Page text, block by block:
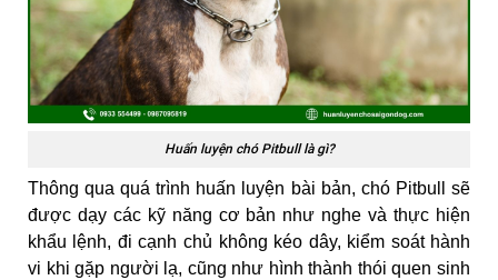
Huấn luyện chó Pitbull là gì?
Thông qua quá trình huấn luyện bài bản, chó Pitbull sẽ
được dạy các kỹ năng cơ bản như nghe và thực hiện
khẩu lệnh, đi cạnh chủ không kéo dây, kiểm soát hành
vi khi gặp người lạ, cũng như hình thành thói quen sinh